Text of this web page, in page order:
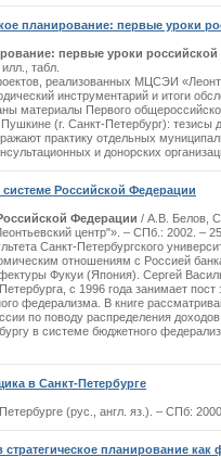
планирование: первые уроки
первые уроки российской
табл.
реализованных МЦСЭИ
инструментарий и итоги
материалы Первого
(г. Санкт-Петербург): тезисы
практику отдельных
и донорских
Российской Федерации
Федерации / А.В. Белов,
центр"». – СПб.: 2002. –
Санкт-Петербургского
отношениям с Россией
Фукуи (Япония). Сергей
с 1996 года занимает пост
федерализма. В книге
по поводу распределения
в системе бюджетного
в Санкт-Петербурге
(рус., англ. яз.). – СПб:
планирование как